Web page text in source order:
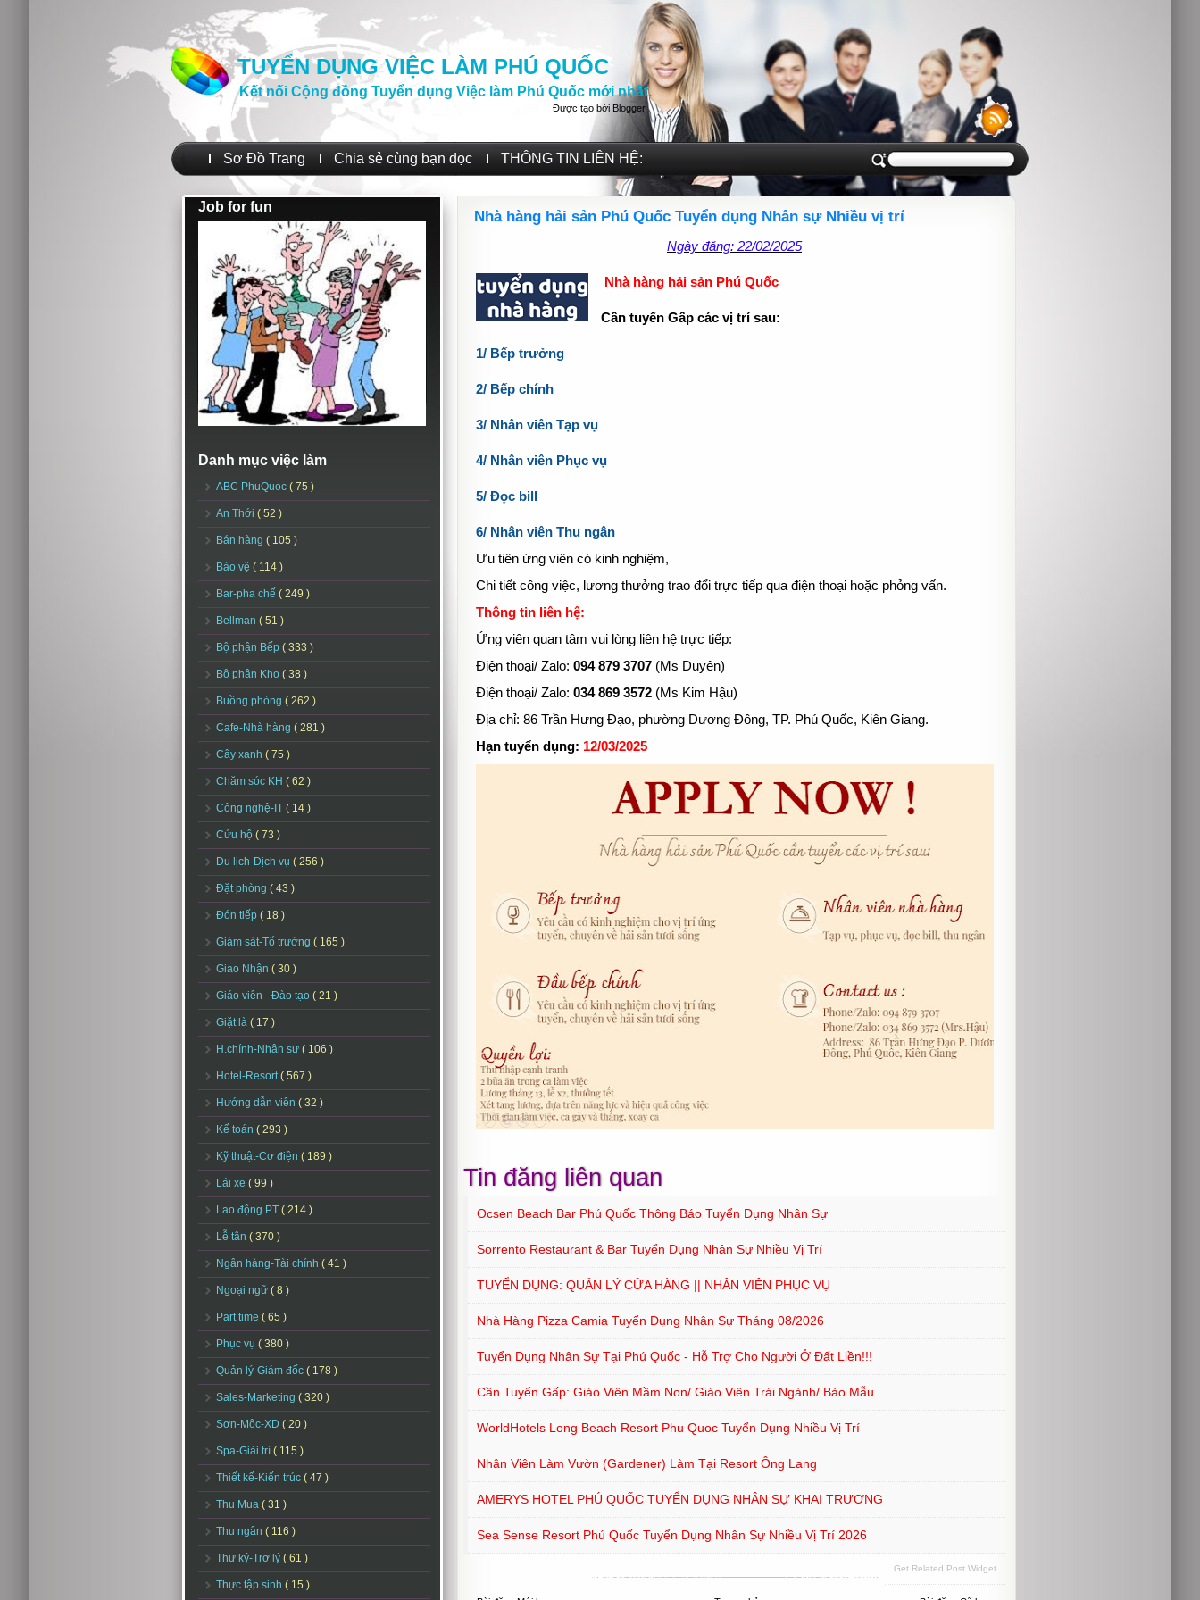
TUYỂN DỤNG VIỆC LÀM PHÚ QUỐC
Kết nối Cộng đồng Tuyển dụng Việc làm Phú Quốc mới nhất.
Được tạo bởi Blogger.
Sơ Đồ Trang Chia sẻ cùng bạn đọc THÔNG TIN LIÊN HỆ:
Job for fun
Danh mục việc làm
ABC PhuQuoc ( 75 )
An Thới ( 52 )
Bán hàng ( 105 )
Bảo vệ ( 114 )
Bar-pha chế ( 249 )
Bellman ( 51 )
Bộ phận Bếp ( 333 )
Bộ phận Kho ( 38 )
Buồng phòng ( 262 )
Cafe-Nhà hàng ( 281 )
Cây xanh ( 75 )
Chăm sóc KH ( 62 )
Công nghệ-IT ( 14 )
Cứu hộ ( 73 )
Du lịch-Dịch vụ ( 256 )
Đặt phòng ( 43 )
Đón tiếp ( 18 )
Giám sát-Tổ trưởng ( 165 )
Giao Nhận ( 30 )
Giáo viên - Đào tạo ( 21 )
Giặt là ( 17 )
H.chính-Nhân sự ( 106 )
Hotel-Resort( 567 )
Hướng dẫn viên ( 32 )
Kế toán ( 293 )
Kỹ thuật-Cơ điện ( 189 )
Lái xe ( 99 )
Lao động PT ( 214 )
Lễ tân ( 370 )
Ngân hàng-Tài chính ( 41 )
Ngoại ngữ ( 8 )
Part time ( 65 )
Phục vụ ( 380 )
Quản lý-Giám đốc ( 178 )
Sales-Marketing ( 320 )
Sơn-Mộc-XD ( 20 )
Spa-Giải trí ( 115 )
Thiết kế-Kiến trúc ( 47 )
Thu Mua ( 31 )
Thu ngân ( 116 )
Thư ký-Trợ lý ( 61 )
Thực tập sinh ( 15 )
Nhà hàng hải sản Phú Quốc Tuyển dụng Nhân sự Nhiều vị trí
Ngày đăng: 22/02/2025
Nhà hàng hải sản Phú Quốc
Cần tuyển Gấp các vị trí sau:
1/ Bếp trưởng
2/ Bếp chính
3/ Nhân viên Tạp vụ
4/ Nhân viên Phục vụ
5/ Đọc bill
6/ Nhân viên Thu ngân
Ưu tiên ứng viên có kinh nghiệm,
Chi tiết công việc, lương thưởng trao đổi trực tiếp qua điện thoại hoặc phỏng vấn.
Thông tin liên hệ:
Ứng viên quan tâm vui lòng liên hệ trực tiếp:
Điện thoại/ Zalo: 094 879 3707(Ms Duyên)
Điện thoại/ Zalo: 034 869 3572 (Ms Kim Hậu)
Địa chỉ: 86 Trần Hưng Đạo, phường Dương Đông, TP. Phú Quốc, Kiên Giang.
Hạn tuyển dụng: 12/03/2025
Tin đăng liên quan
Ocsen Beach Bar Phú Quốc Thông Báo Tuyển Dụng Nhân Sự
Sorrento Restaurant & Bar Tuyển Dụng Nhân Sự Nhiều Vị Trí
TUYỂN DỤNG: QUẢN LÝ CỬA HÀNG || NHÂN VIÊN PHỤC VỤ
Nhà Hàng Pizza Camia Tuyển Dụng Nhân Sự Tháng 08/2026
Tuyển Dụng Nhân Sự Tại Phú Quốc - Hỗ Trợ Cho Người Ở Đất Liền!!!
Cần Tuyển Gấp: Giáo Viên Mầm Non/ Giáo Viên Trái Ngành/ Bảo Mẫu
WorldHotels Long Beach Resort Phu Quoc Tuyển Dụng Nhiều Vị Trí
Nhân Viên Làm Vườn (Gardener) Làm Tại Resort Ông Lang
AMERYS HOTEL PHÚ QUỐC TUYỂN DỤNG NHÂN SỰ KHAI TRƯƠNG
Sea Sense Resort Phú Quốc Tuyển Dụng Nhân Sự Nhiều Vị Trí 2026
Get Related Post Widget